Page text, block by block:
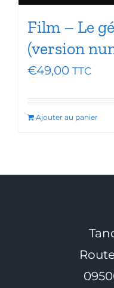
Film – Le
(version
€49,00 TTC
Ajouter au panier